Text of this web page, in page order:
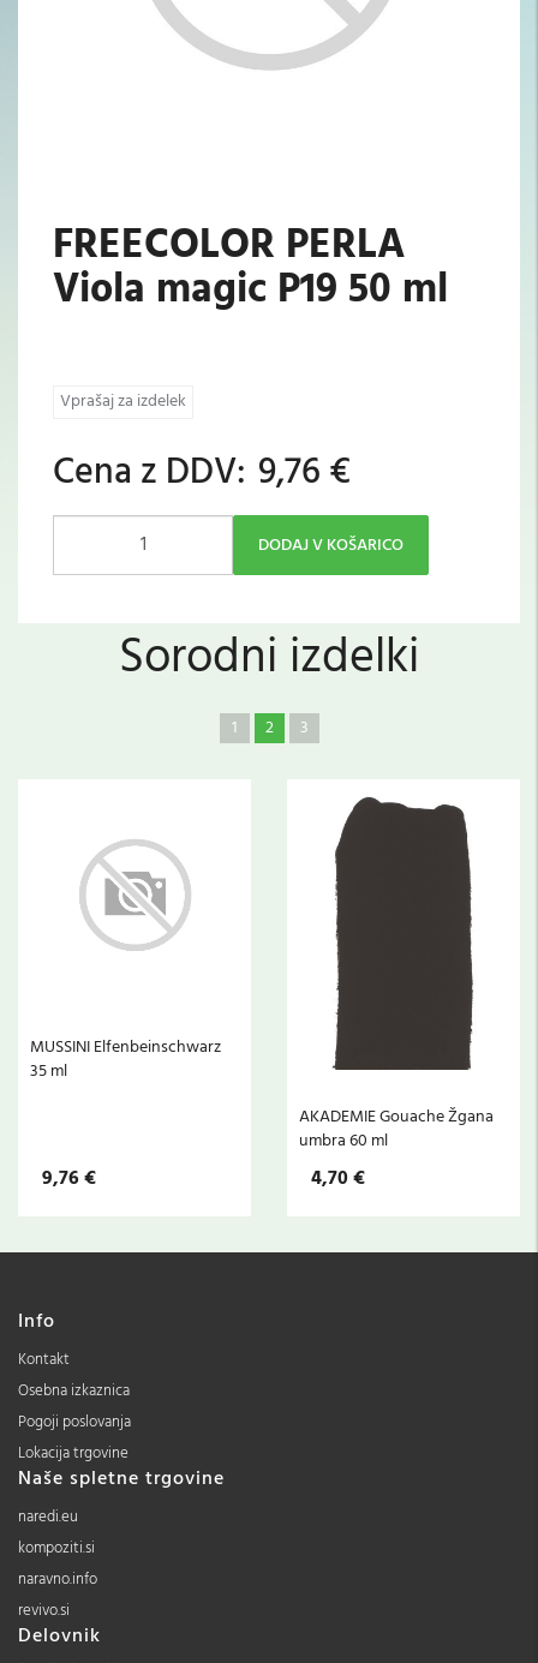
FREECOLOR PERLA
Viola magic P19 50 ml
Vprašaj za izdelek
Cena z DDV: 9,76 €
DODAJ V KOŠARICO
Sorodni izdelki
1 2 3
MUSSINI Elfenbeinschwarz
35 ml
9,76 €
AKADEMIE Gouache Žgana
umbra 60 ml
4,70 €
Info
Kontakt
Osebna izkaznica
Pogoji poslovanja
Lokacija trgovine
Naše spletne trgovine
naredi.eu
kompoziti.si
naravno.info
revivo.si
Delovnik